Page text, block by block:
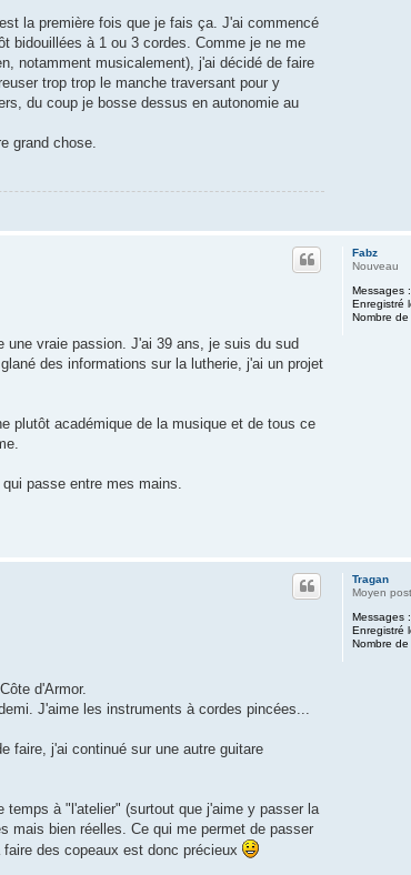
la première fois que je fais ça. J'ai commencé
bidouillées à 1 ou 3 cordes. Comme je ne me
notamment musicalement), j'ai décidé de faire
trop trop le manche traversant pour y
du coup je bosse dessus en autonomie au
grand chose.
Fabz
Nouveau
Messages :
Enregistré
Nombre
une vraie passion. J'ai 39 ans, je suis du sud
des informations sur la lutherie, j'ai un projet
plutôt académique de la musique et de tous ce
passe entre mes mains.
Tragan
Moyen
Messages :
Enregistré
Nombre
d'Armor.
J'aime les instruments à cordes pincées...
faire, j'ai continué sur une autre guitare
temps à "l'atelier" (surtout que j'aime y passer la
mais bien réelles. Ce qui me permet de passer
des copeaux est donc précieux